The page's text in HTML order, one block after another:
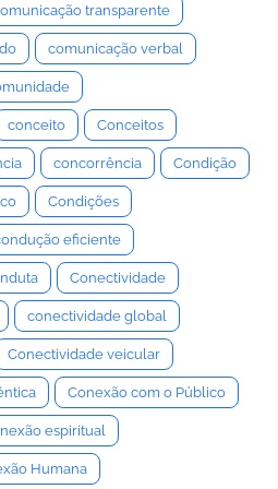
transparente
comunicação verbal
conceito Conceitos
concorrência Condição
Condições
eficiente
Conectividade
conectividade global
Conectividade veicular
Conexão com o Público
espiritual
Humana